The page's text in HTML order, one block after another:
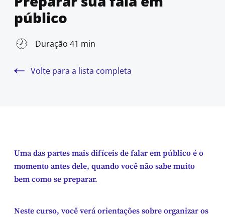
público
Duração 41 min
Volte para a lista completa
Uma das partes mais difíceis de falar em público é o
momento antes dele, quando você não sabe muito
bem como se preparar.
Neste curso, você verá orientações sobre organizar os